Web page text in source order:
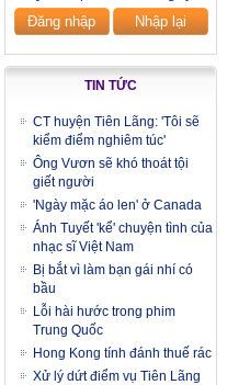
Đăng nhập Nhập lại
TIN TỨC
CT huyện Tiên Lãng: 'Tôi sẽ
kiểm điểm nghiêm túc'
Ông Vươn sẽ khó thoát tội
giết người
'Ngày mặc áo len' ở Canada
Ánh Tuyết 'kể' chuyện tình của
nhạc sĩ Việt Nam
Bị bắt vì làm bạn gái nhí có
bầu
Lỗi hài hước trong phim
Trung Quốc
Hong Kong tính đánh thuế rác
Xử lý dứt điểm vụ Tiên Lãng